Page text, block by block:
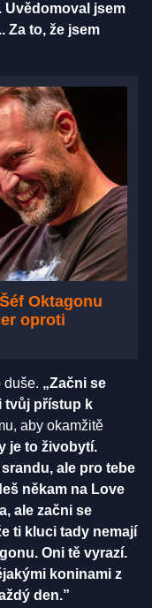
Uvědomoval jsem
Za to, že jsem
Oktagonu
oproti
duše. „Začni se
tvůj přístup k
aby okamžitě
je to živobytí.
ale pro tebe
někam na Love
ale začni se
ti kluci tady nemají
Oni tě vyrazí.
koninami z
den.”